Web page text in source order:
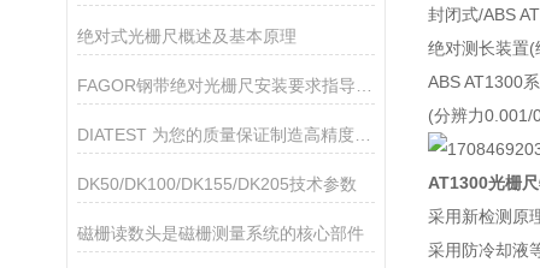
绝对式光栅尺概述及基本原理
DK50/DK100/DK155/DK205技术参数
磁栅读数头是磁栅测量系统的核心部件
封闭式/ABS
绝对测长装置(
ABS AT1300
(分辨力0.001/
AT1300光栅尺
采用新检测原
采用防冷却液